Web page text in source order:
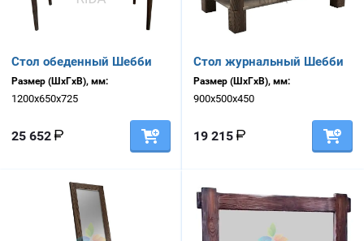
Стол обеденный Шебби
Размер (ШхГхВ), мм:
1200х650х725
25 652
Стол журнальный Шебби
Размер (ШхГхВ), мм:
900х500х450
19 215